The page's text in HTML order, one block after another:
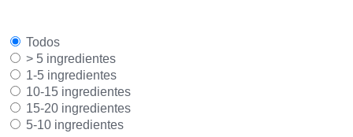
Todos
> 5 ingredientes
1-5 ingredientes
10-15 ingredientes
15-20 ingredientes
5-10 ingredientes